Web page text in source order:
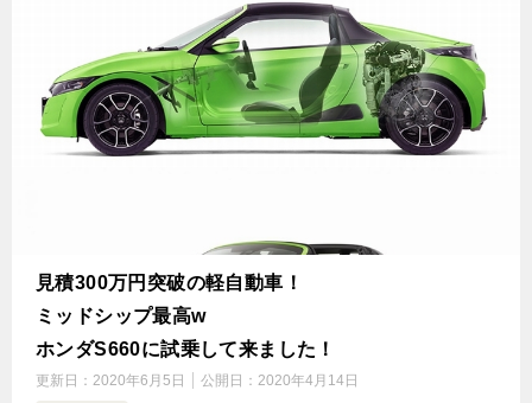
見積300万円突破の軽自動車！
ミッドシップ最高w
ホンダS660に試乗して来ました！
更新日： 2020年6月5日 公開日： 2020年4月14日